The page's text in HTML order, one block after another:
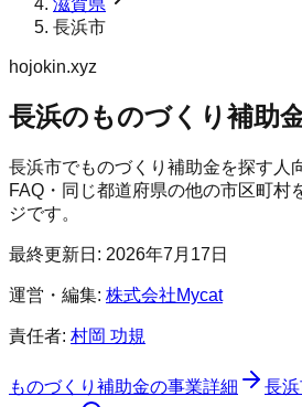
滋賀県
長浜市
hojokin.xyz
長浜のものづくり補助
長浜市でものづくり補助金を探す人
FAQ・同じ都道府県の他の市区町村
ジです。
最終更新日: 2026年7月17日
運営・編集: 株式会社Mycat
責任者: 村岡 功規
ものづくり補助金の事業詳細 長